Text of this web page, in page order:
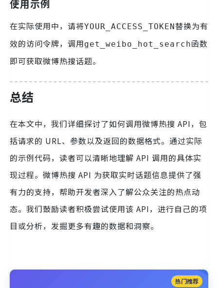
使用示例
在实际使用中，请将YOUR_ACCESS_TOKEN替换为有
效的访问令牌，调用get_weibo_hot_search函数
即可获取微博热搜话题。
总结
在本文中，我们详细探讨了如何调用微博热搜 API，包
括请求的 URL、参数以及返回的数据格式。通过实际
的示例代码，读者可以清晰地理解 API 调用的具体实
现过程。微博热搜 API 为获取实时话题信息提供了强
有力的支持，帮助开发者深入了解公众关注的热点动
态。我们鼓励读者积极尝试使用该 API，进行自己的项
目或分析，发掘更多有趣的数据和洞察。
热门推荐